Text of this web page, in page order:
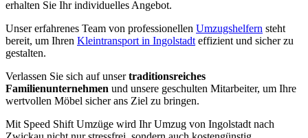
erhalten Sie Ihr individuelles Angebot.
Unser erfahrenes Team von professionellen Umzugshelfern steht
bereit, um Ihren Kleintransport in Ingolstadt effizient und sicher zu
gestalten.
Verlassen Sie sich auf unsertraditionsreiches
Familienunternehmen und unsere geschulten Mitarbeiter, um Ihre
wertvollen Möbel sicher ans Ziel zu bringen.
Mit Speed Shift Umzüge wird Ihr Umzug von Ingolstadt nach